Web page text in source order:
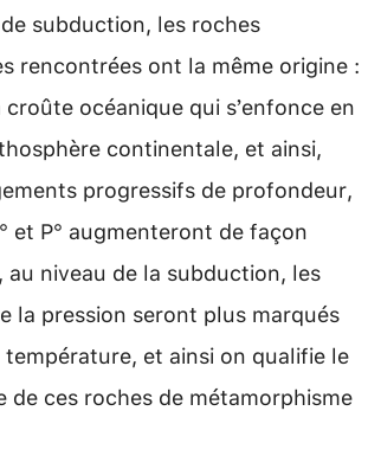
subduction, les roches
rencontrées ont la même origine :
océanique qui s’enfonce en
continentale, et ainsi,
progressifs de profondeur,
et P° augmenteront de façon
au niveau de la subduction, les
la pression seront plus marqués
et ainsi on qualifie le
de ces roches de métamorphisme